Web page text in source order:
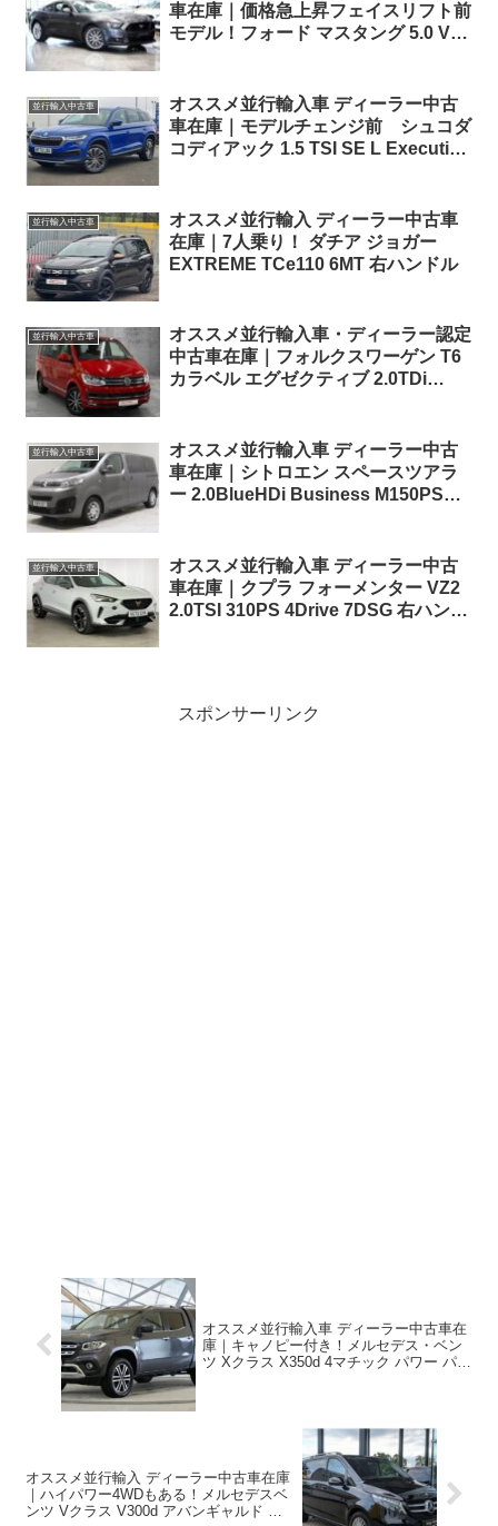
車在庫｜価格急上昇フェイスリフト前
モデル！フォード マスタング 5.0 V8
並行輸入中古車
オススメ並行輸入車 ディーラー中古
車在庫｜モデルチェンジ前 シュコダ
コディアック 1.5 TSI SE L Executive
並行輸入中古車
オススメ並行輸入 ディーラー中古車
在庫｜7人乗り！ ダチア ジョガー
EXTREME TCe110 6MT 右ハンドル
並行輸入中古車
オススメ並行輸入車・ディーラー認定
中古車在庫｜フォルクスワーゲン T6
カラベル エグゼクティブ 2.0TDi
並行輸入中古車
オススメ並行輸入車 ディーラー中古
車在庫｜シトロエン スペースツアラ
ー 2.0BlueHDi Business M150PS
並行輸入中古車
オススメ並行輸入車 ディーラー中古
車在庫｜クプラ フォーメンター VZ2
2.0TSI 310PS 4Drive 7DSG 右ハンド
スポンサーリンク
オススメ並行輸入車 ディーラー中古車在
庫｜キャノピー付き！メルセデス・ベン
ツ Xクラス X350d 4マチック パワー パド
オススメ並行輸入 ディーラー中古車在庫
｜ハイパワー4WDもある！メルセデスベ
ンツ Vクラス V300d アバンギャルド ロ